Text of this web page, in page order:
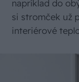
napríklad do
si stromček už
interiérové